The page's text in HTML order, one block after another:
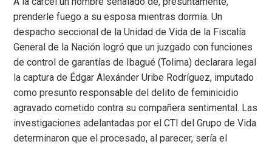
prenderle fuego a su esposa mientras dormía. Un
despacho seccional de la Unidad de Vida de la Fiscalía
General de la Nación logró que un juzgado con funciones
de control de garantías de Ibagué (Tolima) declarara legal
la captura de Édgar Alexánder Uribe Rodríguez, imputado
como presunto responsable del delito de feminicidio
agravado cometido contra su compañera sentimental. Las
investigaciones adelantadas por el CTI del Grupo de Vida
determinaron que el procesado, al parecer, sería el